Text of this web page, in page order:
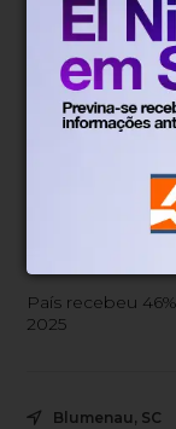
Brasil é
turismo
País recebeu
2025
Blumenau, SC